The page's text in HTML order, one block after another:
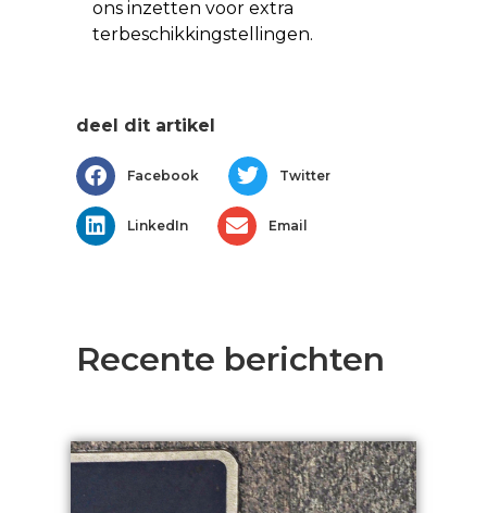
ons inzetten voor extra
terbeschikkingstellingen.
deel dit artikel
Facebook Twitter
LinkedIn Email
Recente berichten